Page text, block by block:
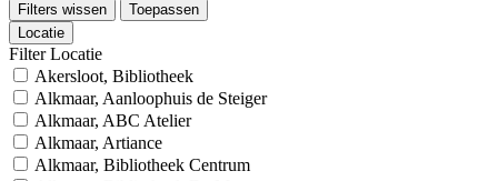
Filters wissen
Toepassen
Locatie
Filter Locatie
Akersloot, Bibliotheek
Alkmaar, Aanloophuis de Steiger
Alkmaar, ABC Atelier
Alkmaar, Artiance
Alkmaar, Bibliotheek Centrum